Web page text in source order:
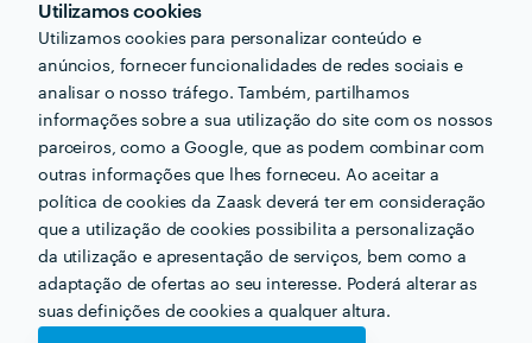
Utilizamos cookies
Utilizamos cookies para personalizar conteúdo e
anúncios, fornecer funcionalidades de redes sociais e
analisar o nosso tráfego. Também, partilhamos
informações sobre a sua utilização do site com os nossos
parceiros, como a Google, que as podem combinar com
outras informações que lhes forneceu. Ao aceitar a
política de cookies da Zaask deverá ter em consideração
que a utilização de cookies possibilita a personalização
da utilização e apresentação de serviços, bem como a
adaptação de ofertas ao seu interesse. Poderá alterar as
suas definições de cookies a qualquer altura.
Que formação e experiência tem relacionadas com a
sua actividade?
Licenciatura em Engenharia Química,
Especialização em Engenharia da Qualidade,
Técnico Superior de Segurança e Higiene no trabalho,
Auditor,
Formador.
Que conselhos daria a alguém que quer contratar
profissionais do seu sector? Há algo fundamental a ter
em conta?